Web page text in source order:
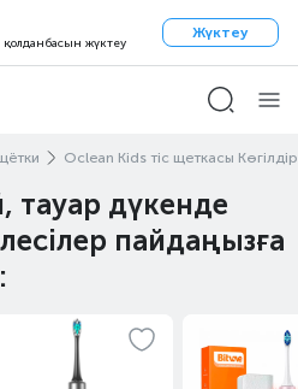
жүктеу
Жүктеу
Oclean Kids тіс щеткасы Көгілдір
тауар дүкенде
пайдаңызға